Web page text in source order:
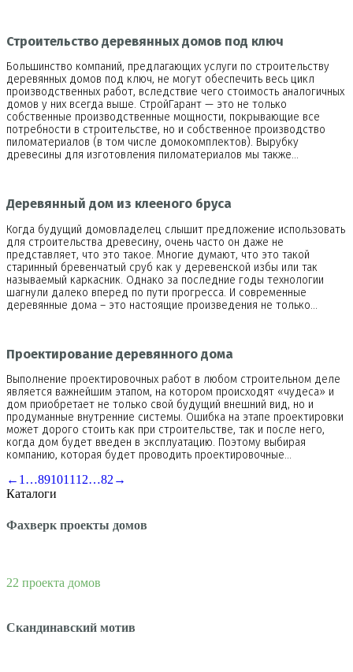
Строительство деревянных домов под ключ
Большинство компаний, предлагающих услуги по строительству
деревянных домов под ключ, не могут обеспечить весь цикл
производственных работ, вследствие чего стоимость аналогичных
домов у них всегда выше. СтройГарант — это не только
собственные производственные мощности, покрывающие все
потребности в строительстве, но и собственное производство
пиломатериалов (в том числе домокомплектов). Вырубку
древесины для изготовления пиломатериалов мы также…
Деревянный дом из клееного бруса
Когда будущий домовладелец слышит предложение использовать
для строительства древесину, очень часто он даже не
представляет, что это такое. Многие думают, что это такой
старинный бревенчатый сруб как у деревенской избы или так
называемый каркасник. Однако за последние годы технологии
шагнули далеко вперед по пути прогресса. И современные
деревянные дома – это настоящие произведения не только…
Проектирование деревянного дома
Выполнение проектировочных работ в любом строительном деле
является важнейшим этапом, на котором происходят «чудеса» и
дом приобретает не только свой будущий внешний вид, но и
продуманные внутренние системы. Ошибка на этапе проектировки
может дорого стоить как при строительстве, так и после него,
когда дом будет введен в эксплуатацию. Поэтому выбирая
компанию, которая будет проводить проектировочные…
← 1 …891011 12…82 →
Каталоги
Фахверк проекты домов
22 проекта домов
Скандинавский мотив